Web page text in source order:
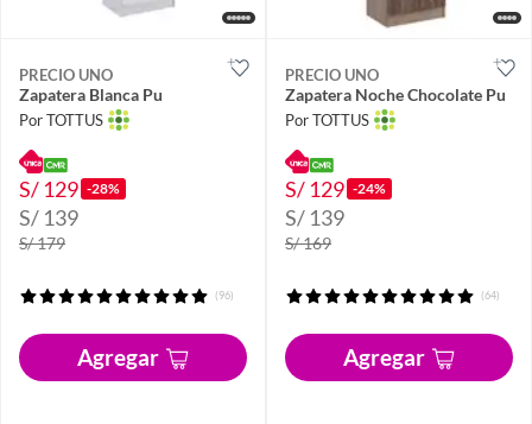
PRECIO UNO
Zapatera Blanca Pu
Por TOTTUS
S/ 129 -28%
S/ 139
S/ 179
(96)
Agregar
PRECIO UNO
Zapatera Noche Chocolate Pu
Por TOTTUS
S/ 129 -24%
S/ 139
S/ 169
(64)
Agregar